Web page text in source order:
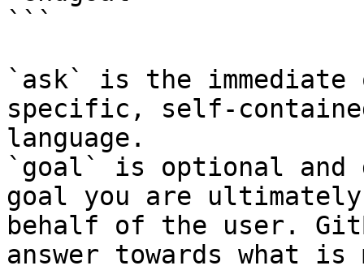
```
`ask` is the
specific, self-
language.
`goal` is optional and
goal you are
behalf of the user.
answer towards what